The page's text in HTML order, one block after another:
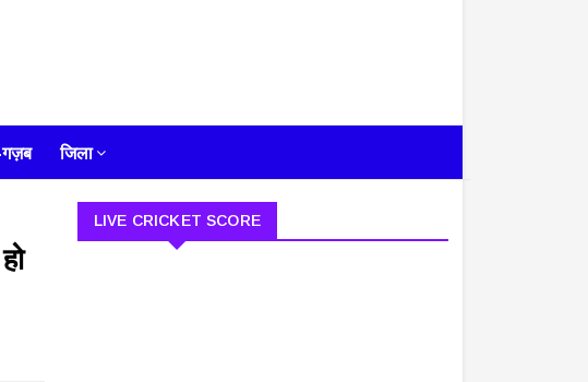
जिला
LIVE CRICKET SCORE